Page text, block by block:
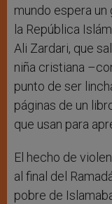
mundo espera
la República
Ali Zardari, que
niña cristiana
punto de ser
páginas de un
que usan para
El hecho de
al final del
pobre de